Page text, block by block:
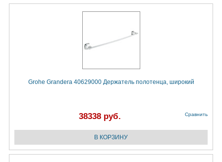
Grohe Grandera 40629000 Держатель полотенца, широкий
38338 руб. Сравнить